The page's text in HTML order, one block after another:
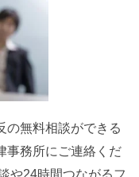
の無料相談ができる
事務所にご連絡くだ
や24時間つながるフ